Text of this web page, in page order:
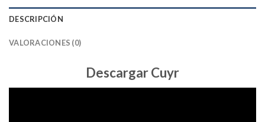
DESCRIPCIÓN
VALORACIONES (0)
Descargar Cuyr